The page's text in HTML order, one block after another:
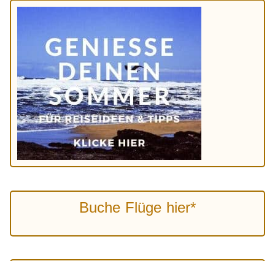
Buche Flüge hier*